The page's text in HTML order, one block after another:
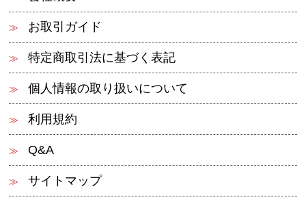
お取引ガイド
特定商取引法に基づく表記
個人情報の取り扱いについて
利用規約
Q&A
サイトマップ